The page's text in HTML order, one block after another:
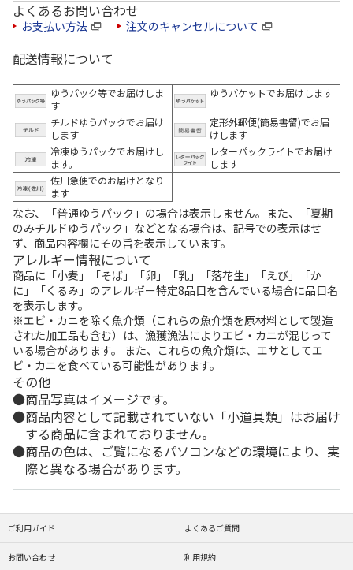
よくあるお問い合わせ
お支払い方法 注文のキャンセルについて
配送情報について
ゆうパック等でお届けしま
す
ゆうパケットでお届けします
チルドゆうパックでお届け
します
定形外郵便(簡易書留)でお届
けします
冷凍ゆうパックでお届けし
ます。
レターパックライトでお届け
します
佐川急便でのお届けとなり
ます
なお、「普通ゆうパック」の場合は表示しません。また、「夏期
のみチルドゆうパック」などとなる場合は、記号での表示はせ
ず、商品内容欄にその旨を表示しています。
アレルギー情報について
商品に「小麦」「そば」「卵」「乳」「落花生」「えび」「か
に」「くるみ」のアレルギー特定8品目を含んでいる場合に品目名
を表示します。
※エビ・カニを除く魚介類（これらの魚介類を原材料として製造
された加工品も含む）は、漁獲漁法によりエビ・カニが混じって
いる場合があります。 また、これらの魚介類は、エサとしてエ
ビ・カニを食べている可能性があります。
その他
商品写真はイメージです。
商品内容として記載されていない「小道具類」はお届け
する商品に含まれておりません。
商品の色は、ご覧になるパソコンなどの環境により、実
際と異なる場合があります。
ご利用ガイド よくあるご質問
お問い合わせ 利用規約